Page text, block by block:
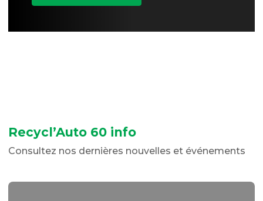
Recycl’Auto 60 info
Consultez nos dernières nouvelles et événements